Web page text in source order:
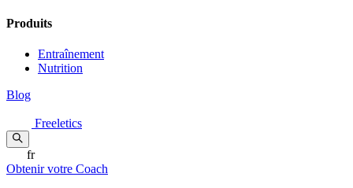
Produits
Entraînement
Nutrition
Blog
Freeletics
fr
Obtenir votre Coach